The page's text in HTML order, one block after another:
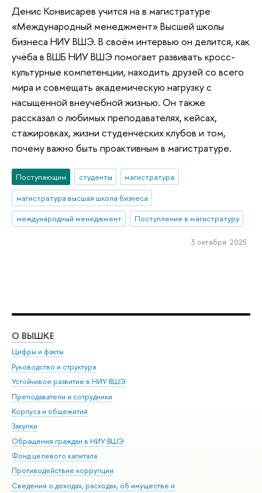
Денис Конвисарев учится на в магистратуре
«Международный менеджмент» Высшей школы
бизнеса НИУ ВШЭ. В своём интервью он делится, как
учёба в ВШБ НИУ ВШЭ помогает развивать кросс-
культурные компетенции, находить друзей со всего
мира и совмещать академическую нагрузку с
насыщенной внеучебной жизнью. Он также
рассказал о любимых преподавателях, кейсах,
стажировках, жизни студенческих клубов и том,
почему важно быть проактивным в магистратуре.
Поступающим студенты
магистратура
магистратура высшая школа бизнеса
международный менеджмент
Поступление в магистратуру
3 октября 2025
О ВЫШКЕ
Цифры и факты
Руководство и структура
Устойчивое развитие в НИУ ВШЭ
Преподаватели и сотрудники
Корпуса и общежития
Закупки
Обращения граждан в НИУ ВШЭ
Фонд целевого капитала
Противодействие коррупции
Сведения о доходах, расходах, об имуществе и